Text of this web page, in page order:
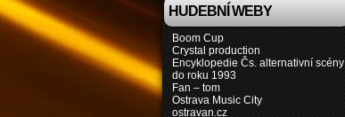
HUDEBNÍ WEBY
Boom Cup
Crystal production
Encyklopedie Čs. alternativní scény
do roku 1993
Fan – tom
Ostrava Music City
ostravan.cz